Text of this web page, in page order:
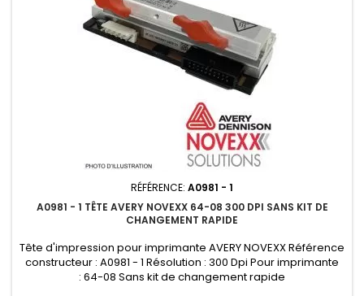
RÉFÉRENCE: A0981 - 1
A0981 - 1 TÊTE AVERY NOVEXX 64-08 300 DPI SANS KIT DE
CHANGEMENT RAPIDE
Tête d'impression pour imprimante AVERY NOVEXX Référence
constructeur : A0981 - 1 Résolution : 300 Dpi Pour imprimante
: 64-08 Sans kit de changement rapide